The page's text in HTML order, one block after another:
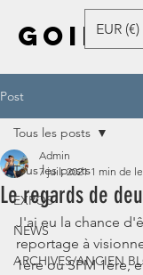
EUR (€)
Post
Tous les posts
EXPOS
NEWS
ARCHIVES/ANCIEN
Tous les posts
Le regards de
Admin
7 juil. 2021 1 min de
J'ai eu la chance
reportage à
1ère ou SPM 1ère,